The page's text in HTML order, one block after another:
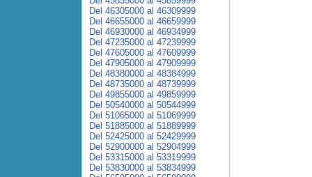
Del 46305000 al 46309999
Del 46655000 al 46659999
Del 46930000 al 46934999
Del 47235000 al 47239999
Del 47605000 al 47609999
Del 47905000 al 47909999
Del 48380000 al 48384999
Del 48735000 al 48739999
Del 49855000 al 49859999
Del 50540000 al 50544999
Del 51065000 al 51069999
Del 51885000 al 51889999
Del 52425000 al 52429999
Del 52900000 al 52904999
Del 53315000 al 53319999
Del 53830000 al 53834999